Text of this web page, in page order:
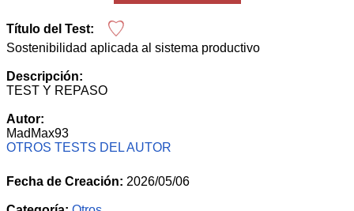
Título del Test:
Sostenibilidad aplicada al sistema productivo
Descripción:
TEST Y REPASO
Autor:
MadMax93
OTROS TESTS DEL AUTOR
Fecha de Creación: 2026/05/06